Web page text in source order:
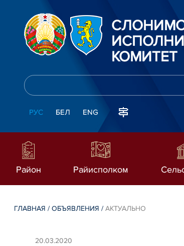
КОМИТЕТ
РУС БЕЛ ENG
Район Райисполком
ГЛАВНАЯ /ОБЪЯВЛЕНИЯ /АКТУАЛЬНО
20.03.2020